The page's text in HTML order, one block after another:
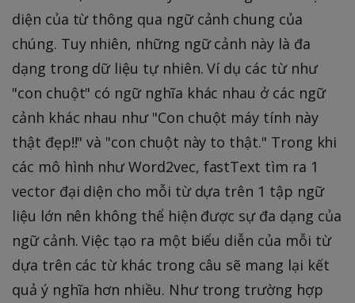
diện của từ thông qua ngữ cảnh chung của
chúng. Tuy nhiên, những ngữ cảnh này là đa
dạng trong dữ liệu tự nhiên. Ví dụ các từ như
"con chuột" có ngữ nghĩa khác nhau ở các ngữ
cảnh khác nhau như "Con chuột máy tính này
thật đẹp!!" và "con chuột này to thật." Trong khi
các mô hình như Word2vec, fastText tìm ra 1
vector đại diện cho mỗi từ dựa trên 1 tập ngữ
liệu lớn nên không thể hiện được sự đa dạng của
ngữ cảnh. Việc tạo ra một biểu diễn của mỗi từ
dựa trên các từ khác trong câu sẽ mang lại kết
quả ý nghĩa hơn nhiều. Như trong trường hợp